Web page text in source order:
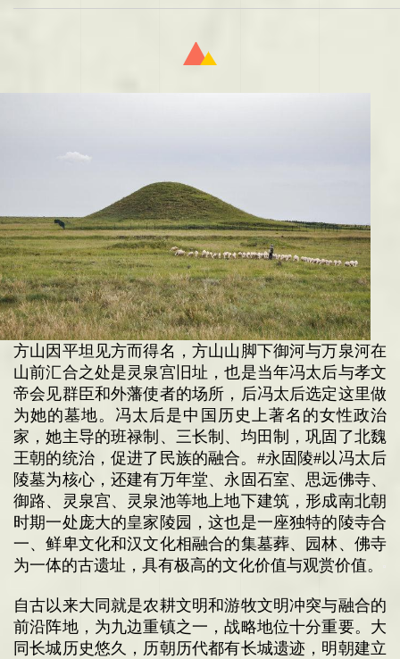
方山因平坦见方而得名， 方山山脚下御河与万泉河在
山前汇合之处是灵泉宫旧址，也是当年冯太后与孝文
帝会见群臣和外藩使者的场所，后冯太后选定这里做
为她的墓地。冯太后是中国历史上著名的女性政治
家，她主导的班禄制、三长制、均田制，巩固了北魏
王朝的统治，促进了民族的融合。 #永固陵#以冯太后
陵墓为核心，还建有万年堂、永固石室、思远佛寺、
御路、灵泉宫、灵泉池等地上地下建筑，形成南北朝
时期一处庞大的皇家陵园，这也是一座独特的陵寺合
一、鲜卑文化和汉文化相融合的集墓葬、园林、佛寺
为一体的古遗址，具有极高的文化价值与观赏价值。
自古以来大同就是农耕文明和游牧文明冲突与融合的
前沿阵地，为九边重镇之一，战略地位十分重要。大
同长城历史悠久，历朝历代都有长城遗迹，明朝建立